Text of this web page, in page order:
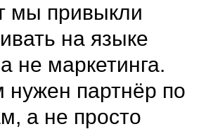
мы привыкли
на языке
не маркетинга.
нужен партнёр по
а не просто